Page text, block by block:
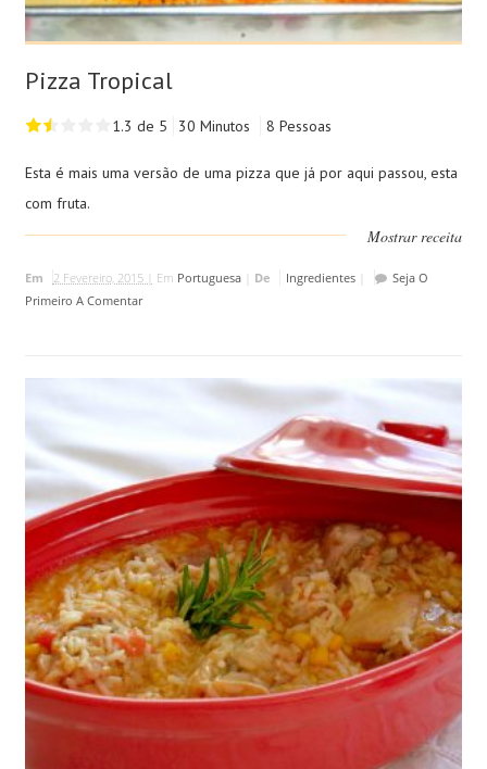
Pizza Tropical
1.3 de 5 30 Minutos 8 Pessoas
Esta é mais uma versão de uma pizza que já por aqui passou, esta
com fruta.
Mostrar receita
Em 2 Fevereiro, 2015 | Em Portuguesa| De Ingredientes|
Seja O
Primeiro A Comentar